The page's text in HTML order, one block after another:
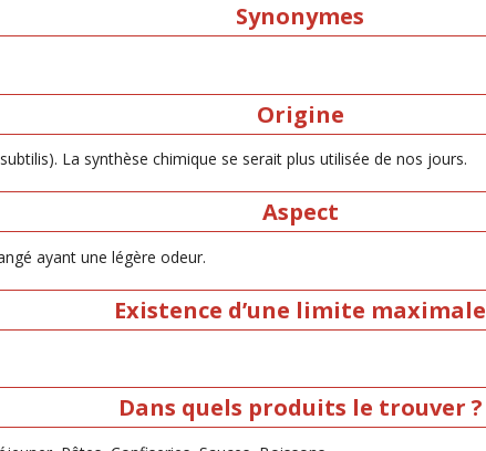
Synonymes
Origine
La synthèse chimique se serait plus utilisée de nos jours.
Aspect
ayant une légère odeur.
Existence d’une limite maximale
Dans quels produits le trouver ?